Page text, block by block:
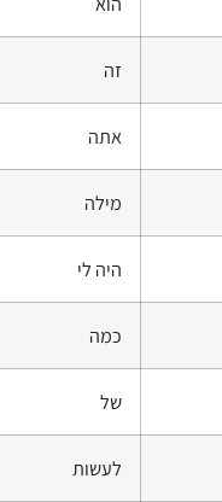
זה
אתה
מילה
היה לי
כמה
של
לעשות